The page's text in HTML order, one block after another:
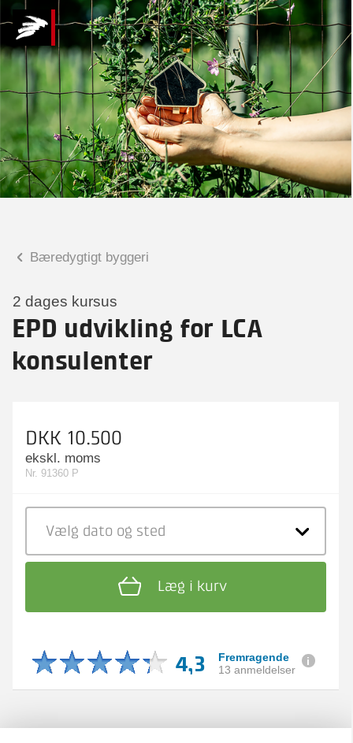
Bæredygtigt byggeri
2 dages kursus
EPD udvikling for LCA
konsulenter
DKK 10.500
ekskl. moms
Nr. 91360 P
Vælg dato og sted
Læg i kurv
4,3
Fremragende
13 anmeldelser
Praktiske spørgsmål
Spørgsmål til tilmelding, forplejning,
afholdelsessted m.m.
Andrea Agerbo Hermansen
Hvad kan vi hjælpe
dig med?